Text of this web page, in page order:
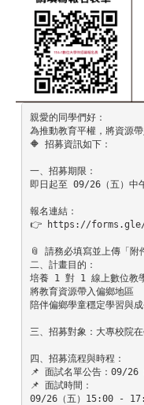
親愛的同學們好：
為推動教育平權，將資源
🔶 招募資訊如下：
一、招募期限：
即日起至 09/26（五）中
報名連結：
👉
https://forms.gle/
📎 請務必填寫並上傳「
二、計畫目的：
培養 1 對 1 線上數位教
將教育資源帶入偏鄉地區
陪伴偏鄉學童穩定學習與
三、招募對象：大專校院
四、招募流程與時程：
📌 面試名單公告：09/26
📌 面試時間：
09/26（五）15:00 -